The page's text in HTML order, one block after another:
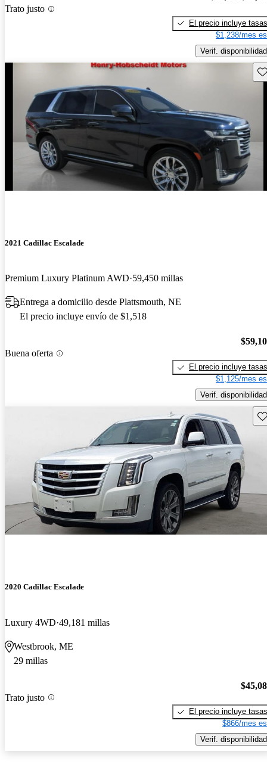
Trato justo
El precio incluye tasas
$1,238/mes
Verif. disponibilidad
2021 Cadillac Escalade
Premium Luxury Platinum AWD 59,450 millas
Entrega a domicilio desde Plattsmouth, NE
El precio incluye envío de $1,518
Buena oferta
El precio incluye tasas
$1,125/mes
Verif. disponibilidad
2020 Cadillac Escalade
Luxury 4WD 49,181 millas
Westbrook, ME
29 millas
Trato justo
El precio incluye tasas
$866/mes
Verif. disponibilidad